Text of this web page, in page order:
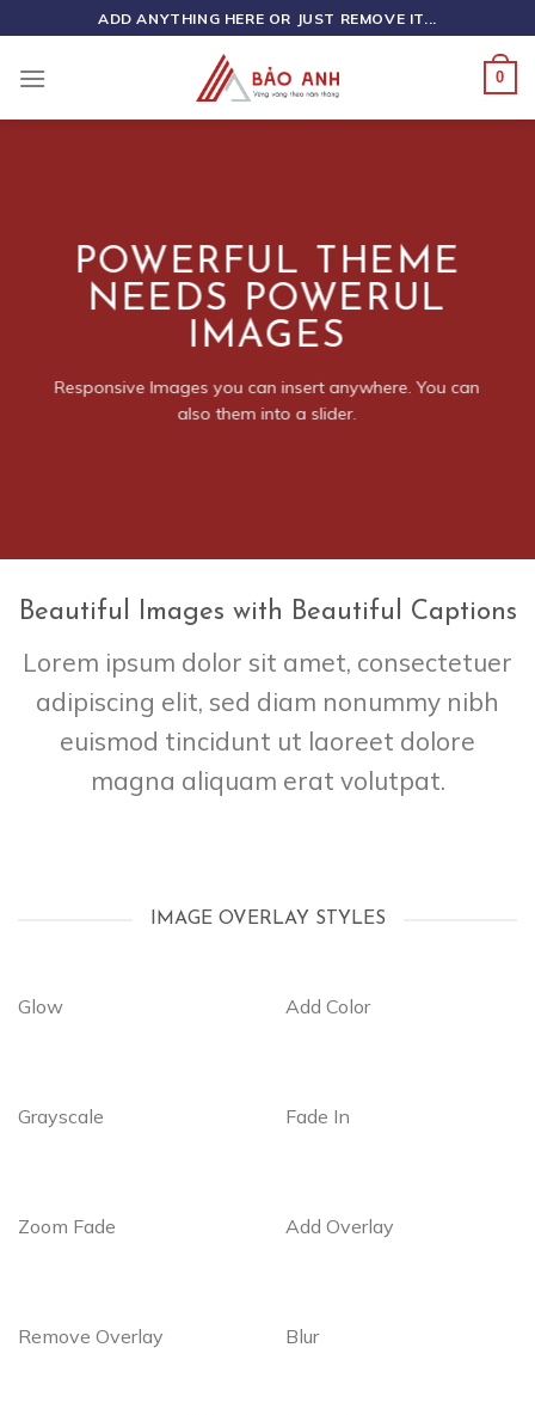
to
content
ADD ANYTHING HERE OR JUST REMOVE IT...
0
POWERFUL THEME
NEEDS POWERUL
IMAGES
Responsive Images you can insert anywhere. You can
also them into a slider.
Beautiful Images with Beautiful Captions
Lorem ipsum dolor sit amet, consectetuer
adipiscing elit, sed diam nonummy nibh
euismod tincidunt ut laoreet dolore
magna aliquam erat volutpat.
IMAGE OVERLAY STYLES
Glow Add Color
Grayscale Fade In
Zoom Fade Add Overlay
Remove Overlay Blur